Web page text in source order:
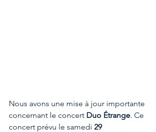
Nous avons une mise à jour importante
concernant le concert Duo Étrange. Ce
concert prévu le samedi 29